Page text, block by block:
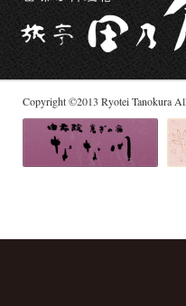
Copyright©2013 Ryotei Tanokura